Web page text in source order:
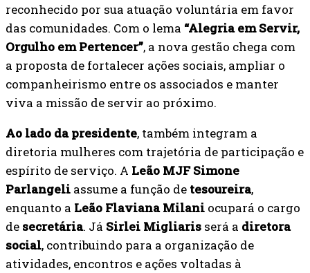
reconhecido por sua atuação voluntária em favor
das comunidades. Com o lema “Alegria em Servir,
Orgulho em Pertencer”, a nova gestão chega com
a proposta de fortalecer ações sociais, ampliar o
companheirismo entre os associados e manter
viva a missão de servir ao próximo.
Ao lado da presidente, também integram a
diretoria mulheres com trajetória de participação e
espírito de serviço. A Leão MJF Simone
Parlangeli assume a função de tesoureira,
enquanto a Leão Flaviana Milani ocupará o cargo
de secretária. Já Sirlei Migliaris será a diretora
social, contribuindo para a organização de
atividades, encontros e ações voltadas à